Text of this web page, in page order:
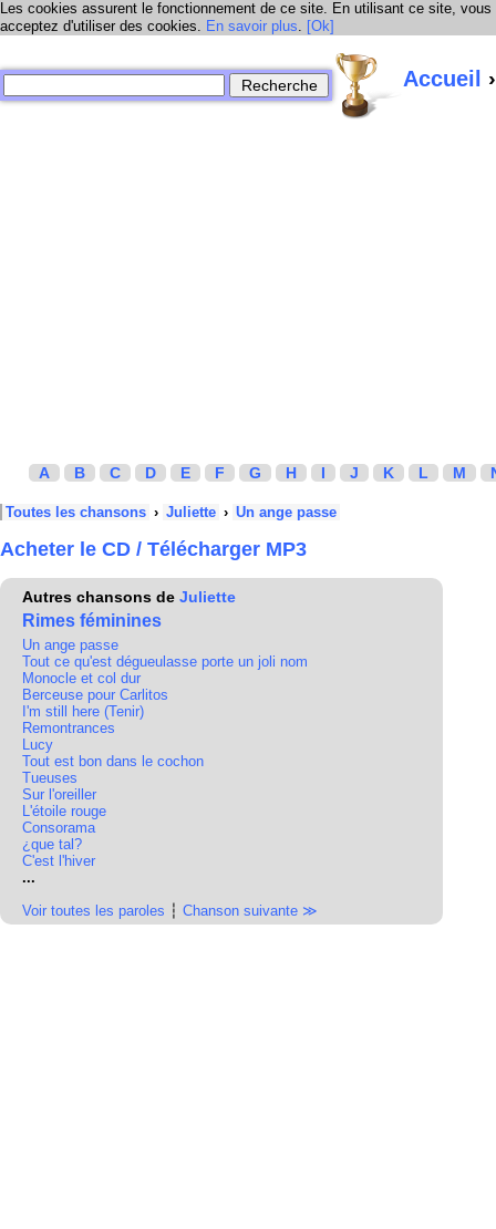
Les cookies assurent le fonctionnement de ce site. En utilisant ce site, vous
acceptez d'utiliser des cookies. En savoir plus. [Ok]
Accueil
A B C D E F G H I J K L M
Toutes les chansons › Juliette › Un ange passe
Acheter le CD / Télécharger MP3
Autres chansons de Juliette
Rimes féminines
Un ange passe
Tout ce qu'est dégueulasse porte un joli nom
Monocle et col dur
Berceuse pour Carlitos
I'm still here (Tenir)
Remontrances
Lucy
Tout est bon dans le cochon
Tueuses
Sur l'oreiller
L'étoile rouge
Consorama
¿que tal?
C'est l'hiver
...
Voir toutes les paroles ┆ Chanson suivante ≫